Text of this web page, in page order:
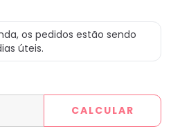
os pedidos estão sendo
úteis.
CALCULAR